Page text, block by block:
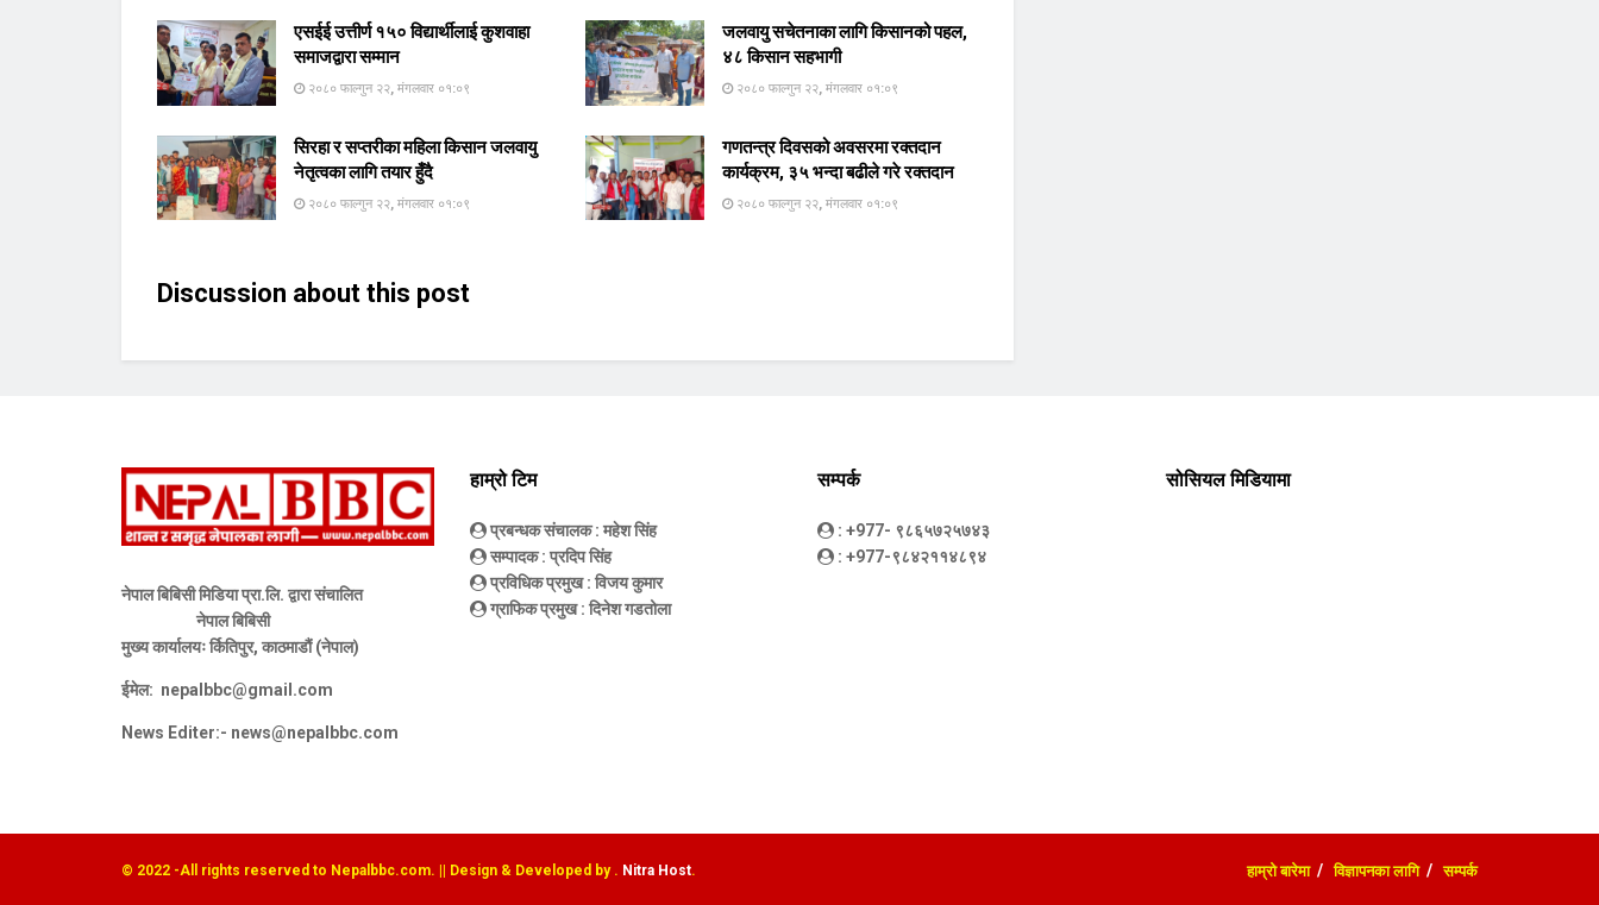
एसईई उत्तीर्ण १५० विद्यार्थीलाई कुशवाहा
समाजद्वारा सम्मान
२०८० फाल्गुन २२, मंगलवार ०१:०९
जलवायु सचेतनाका लागि किसानको पहल,
४८ किसान सहभागी
२०८० फाल्गुन २२, मंगलवार ०१:०९
सिरहा र सप्तरीका महिला किसान जलवायु
नेतृत्वका लागि तयार हुँदै
२०८० फाल्गुन २२, मंगलवार ०१:०९
गणतन्त्र दिवसको अवसरमा रक्तदान
कार्यक्रम, ३५ भन्दा बढीले गरे रक्तदान
२०८० फाल्गुन २२, मंगलवार ०१:०९
Discussion about this post
नेपाल बिबिसी मिडिया प्रा.लि. द्वारा संचालित
नेपाल बिबिसी
मुख्य कार्यालयः र्कितिपुर, काठमाडौं (नेपाल)
ईमेल: nepalbbc@gmail.com
News Editer:- news@nepalbbc.com
हाम्रो टिम
प्रबन्धक संचालक: महेश सिंह
सम्पादक: प्रदिप सिंह
प्रविधिक प्रमुख: विजय कुमार
ग्राफिक प्रमुख: दिनेश गडतोला
सम्पर्क
: +977- ९८६५७२५७४३
: +977-९८४२११४८९४
सोसियल मिडियामा
हाम्रो बारेमा विज्ञापनका लागि सम्पर्क
© 2022 -All rights reserved to Nepalbbc.com. || Design & Developed by . Nitra Host.